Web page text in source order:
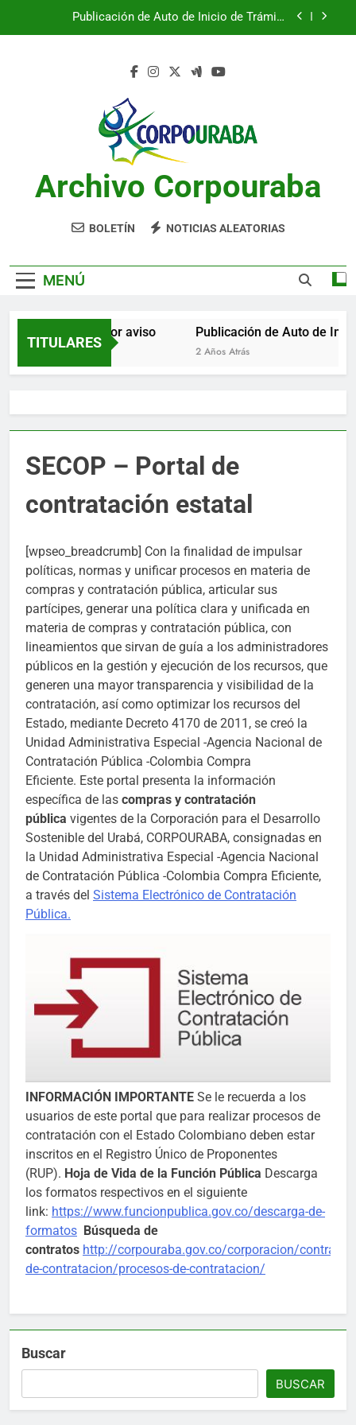
Publicación de Auto de Inicio de Trámite
Notificación por aviso
Publicación de Auto de Inicio de Trámite
Publicación de Auto de Inicio de Trámite
CITACIONES
Archivo Corpouraba
BOLETÍN NOTICIAS ALEATORIAS
MENÚ
TITULARES
Notificación por aviso
2 Años Atrás
Publicación de Auto de
2 Años Atrás
SECOP – Portal de
contratación estatal
[wpseo_breadcrumb] Con la finalidad de impulsar
políticas, normas y unificar procesos en materia de
compras y contratación pública, articular sus
partícipes, generar una política clara y unificada en
materia de compras y contratación pública, con
lineamientos que sirvan de guía a los administradores
públicos en la gestión y ejecución de los recursos, que
generen una mayor transparencia y visibilidad de la
contratación, así como optimizar los recursos del
Estado, mediante Decreto 4170 de 2011, se creó la
Unidad Administrativa Especial -Agencia Nacional de
Contratación Pública -Colombia Compra
Eficiente. Este portal presenta la información
específica de las compras y contratación
pública vigentes de la Corporación para el Desarrollo
Sostenible del Urabá, CORPOURABA, consignadas en
la Unidad Administrativa Especial -Agencia Nacional
de Contratación Pública -Colombia Compra Eficiente,
a través del Sistema Electrónico de Contratación
Pública.
INFORMACIÓN IMPORTANTE Se le recuerda a los
usuarios de este portal que para realizar procesos de
contratación con el Estado Colombiano deben estar
inscritos en el Registro Único de Proponentes
(RUP). Hoja de Vida de la Función Pública Descarga
los formatos respectivos en el siguiente
link: https://www.funcionpublica.gov.co/descarga-de-
formatos Búsqueda de
contratos http://corpouraba.gov.co/corporacion/
de-contratacion/procesos-de-contratacion/
Buscar
BUSCAR